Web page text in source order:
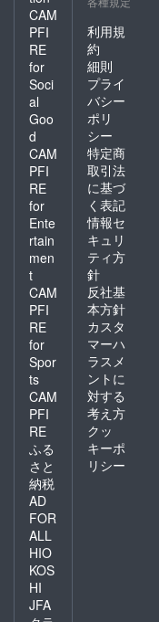
CAM
PFI
RE
for
Soci
al
Goo
d
CAM
PFI
RE
for
Ente
rtain
men
t
CAM
PFI
RE
for
Spor
ts
CAM
PFI
RE
ふる
さと
納税
AD
FOR
ALL
HIO
KOS
HI
JFA
利用規
約
細則
プライ
バシー
ポリ
シー
特定商
取引法
に基づ
く表記
情報セ
キュリ
ティ方
針
反社基
本方針
カスタ
マーハ
ラスメ
ントに
対する
考え方
クッ
キーポ
リシー